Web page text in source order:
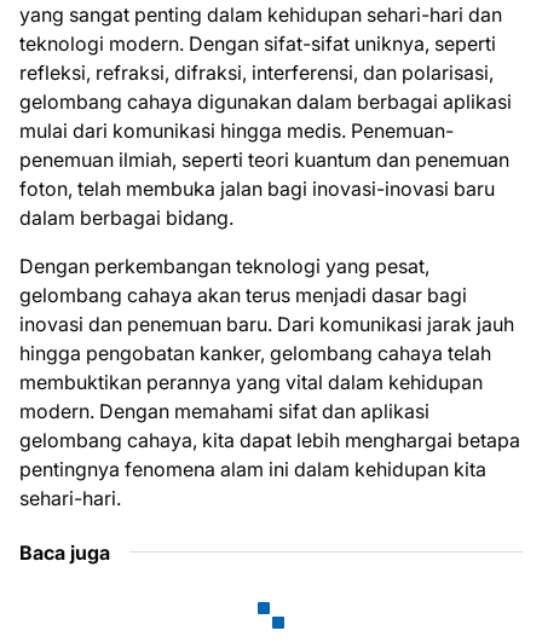
yang sangat penting dalam kehidupan sehari-hari dan
teknologi modern. Dengan sifat-sifat uniknya, seperti
refleksi, refraksi, difraksi, interferensi, dan polarisasi,
gelombang cahaya digunakan dalam berbagai aplikasi
mulai dari komunikasi hingga medis. Penemuan-
penemuan ilmiah, seperti teori kuantum dan penemuan
foton, telah membuka jalan bagi inovasi-inovasi baru
dalam berbagai bidang.
Dengan perkembangan teknologi yang pesat,
gelombang cahaya akan terus menjadi dasar bagi
inovasi dan penemuan baru. Dari komunikasi jarak jauh
hingga pengobatan kanker, gelombang cahaya telah
membuktikan perannya yang vital dalam kehidupan
modern. Dengan memahami sifat dan aplikasi
gelombang cahaya, kita dapat lebih menghargai betapa
pentingnya fenomena alam ini dalam kehidupan kita
sehari-hari.
Baca juga